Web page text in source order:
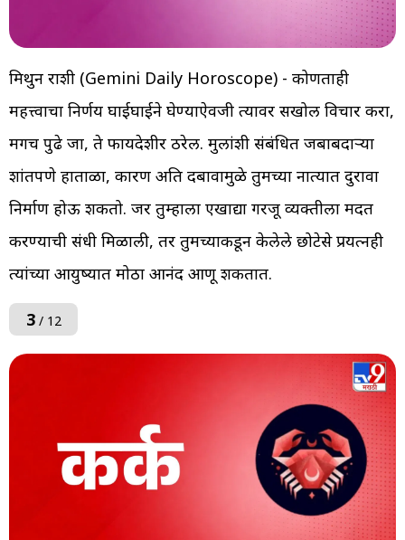
मिथुन राशी (Gemini Daily Horoscope) - कोणताही
महत्त्वाचा निर्णय घाईघाईने घेण्याऐवजी त्यावर सखोल विचार करा,
मगच पुढे जा, ते फायदेशीर ठरेल. मुलांशी संबंधित जबाबदाऱ्या
शांतपणे हाताळा, कारण अति दबावामुळे तुमच्या नात्यात दुरावा
निर्माण होऊ शकतो. जर तुम्हाला एखाद्या गरजू व्यक्तीला मदत
करण्याची संधी मिळाली, तर तुमच्याकडून केलेले छोटेसे प्रयत्नही
त्यांच्या आयुष्यात मोठा आनंद आणू शकतात.
3/ 12